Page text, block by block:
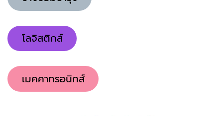
โลจิสติกส์
เมคคาทรอนิกส์